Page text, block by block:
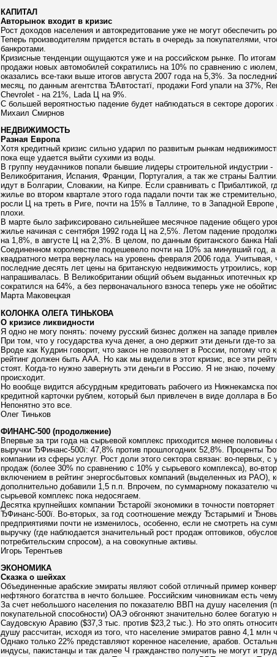
КАПИТАЛ
Авторынок входит в кризис
Рост доходов населения и автокредитование уже не могут обеспечить
Теперь производителям придется встать в очередь за покупателями,
банкротами.
Кризисные тенденции ощущаются уже и на российском рынке. По итогам
продажи новых автомобилей сократились на 10% по сравнению с
оказались все-таки выше итогов августа 2007 года на 5,3%. За
месяц, по данным агентства ЂАвтостатї, продажи Ford упали на 37%,
Сhevrolet - на 21%, Lada Ц на 9%.
С большей вероятностью падение будет наблюдаться в секторе дорогих
Михаил Смирнов
НЕДВИЖИМОСТЬ
Разная Европа
Хотя кредитный кризис сильно ударил по развитым рынкам
пока еще удается выйти сухими из воды.
В группу неудачников попали бывшие лидеры строительной индустрии -
Великобритания, Испания, Франции, Португалия, а так же страны
идут в Болгарии, Словакии, на Кипре. Если сравнивать с Прибалтикой,
жилье во втором квартале этого года падали почти так же стремительно,
росли Ц на треть в Риге, почти на 15% в Таллине, то в Западной Европе
плохи.
В марте было зафиксировано сильнейшее месячное падение общего
жилье начиная с сентября 1992 года Ц на 2,5%. Летом падение
на 1,8%, в августе Ц на 2,3%. В целом, по данным британского банка
Соединенном королевстве подешевело почти на 10% за минувший год, а
квадратного метра вернулась на уровень февраля 2006 года. Учитывая,
последние десять лет цены на британскую недвижимость утроились,
напрашивалась. В Великобритании общий объем выданных ипотечных
сократился на 64%, а без первоначального взноса теперь уже не
Марта Маковецкая
КОЛОНКА ОЛЕГА ТИНЬКОВА
О кризисе ликвидности
Я одно не могу понять: почему русский бизнес должен на западе
При том, что у государства куча денег, а оно держит эти деньги где-то
Вроде как Кудрин говорит, что закон не позволяет в России, потому что
рейтинг должен быть AAA. Но как мы видели в этот кризис, все эти
стоят. Когда-то нужно завернуть эти деньги в Россию. Я не знаю, почему
происходит.
Но вообще видится абсурдным кредитовать рабочего из Нижнекамска
кредитной карточки рублем, который был привлечен в виде доллара в
Непонятно это все.
Олег Тиньков
ФИНАНС-500 (продолжение)
Впервые за три года на сырьевой комплекс приходится менее половины
выручки ЂФинанс-500ї: 47,8% против прошлогодних 52,8%. Проценты
компании из сферы услуг. Рост доли этого сектора связан: во-первых, с
продаж (более 30% по сравнению с 10% у сырьевого комплекса), во-
включением в рейтинг энергосбытовых компаний (выделенных из РАО),
дополнительно добавили 1,5 п.п. Впрочем, по суммарному показателю
сырьевой комплекс пока недосягаем.
Десятка крупнейших компании Ђстаройї экономики в точности повторяет
ЂФинанс-500ї. Во-вторых, за год соотношение между Ђстарымиї и
предприятиями почти не изменилось, особенно, если не смотреть на
выручку (где наблюдается значительный рост продаж оптовиков,
потребительским спросом), а на совокупные активы.
Игорь Терентьев
ЭКОНОМИКА
Сказка о шейхах
Объединенные арабские эмираты являют собой отличный пример
нефтяного богатства в нечто большее. Российским чиновникам есть
За счет небольшого населения по показателю ВВП на душу населения
покупательной способности) ОАЭ обгоняют значительно более богатую
Саудовскую Аравию ($37,3 тыс. против $23,2 тыс.). Но это опять
душу рассчитан, исходя из того, что население эмиратов равно 4,1 млн
Однако только 22% представляют коренное население, арабов.
индусы, пакистанцы и так далее Ч гражданство получить не могут и